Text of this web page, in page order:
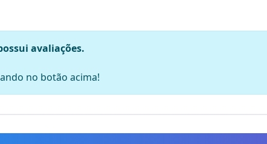
avaliações.
no botão acima!